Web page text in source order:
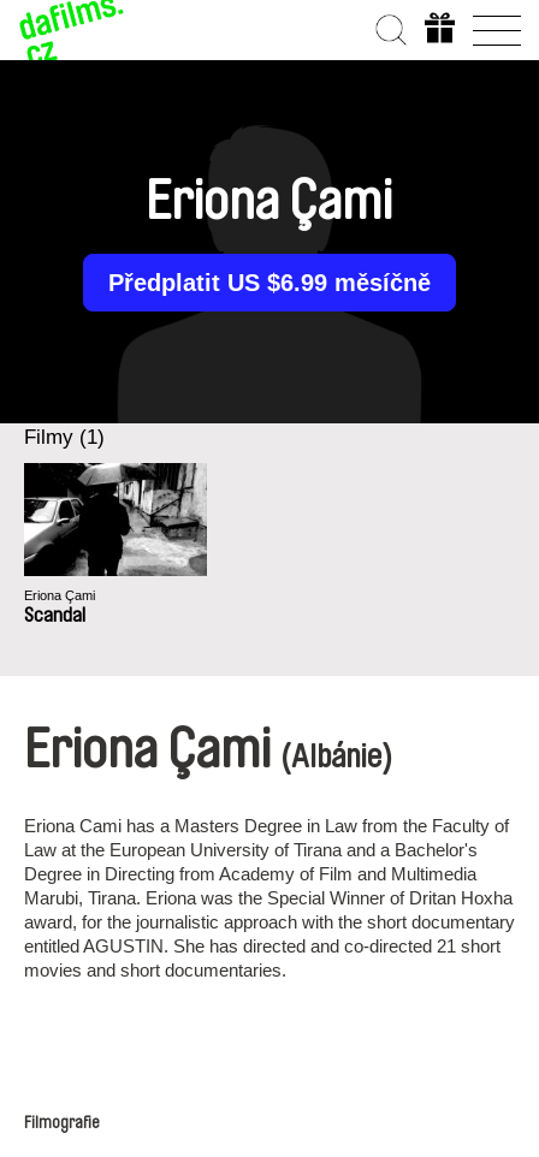
Eriona Çami
Předplatit US $6.99 měsíčně
Filmy (1)
Eriona Çami
Scandal
Eriona Çami (Albánie)
Eriona Cami has a Masters Degree in Law from the Faculty of
Law at the European University of Tirana and a Bachelor's
Degree in Directing from Academy of Film and Multimedia
Marubi, Tirana. Eriona was the Special Winner of Dritan Hoxha
award, for the journalistic approach with the short documentary
entitled AGUSTIN. She has directed and co-directed 21 short
movies and short documentaries.
Filmografie